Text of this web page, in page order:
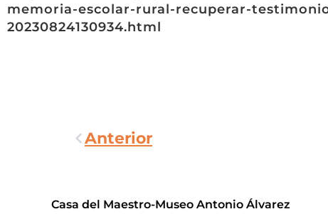
memoria-escolar-rural-recuperar-
20230824130934.html
Anterior
Casa del Maestro-Museo Antonio Álvarez